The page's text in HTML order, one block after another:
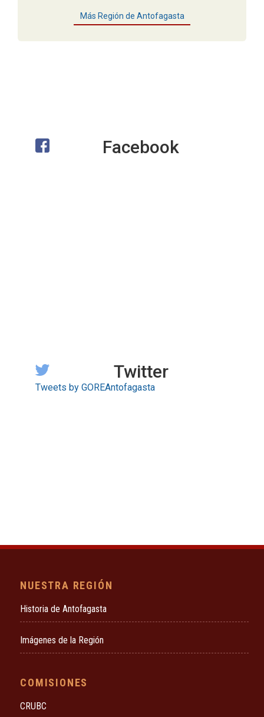
Más Región de Antofagasta
Facebook
Twitter
Tweets by GOREAntofagasta
NUESTRA REGIÓN
Historia de Antofagasta
Imágenes de la Región
COMISIONES
CRUBC